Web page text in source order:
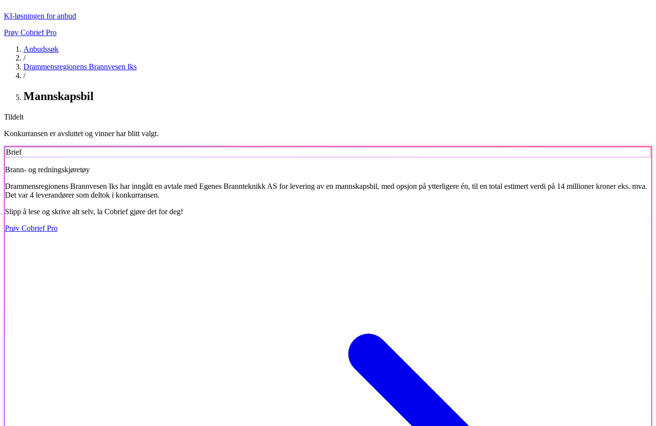
KI-løsningen for anbud
Prøv Cobrief Pro
Anbudssøk
/
Drammensregionens Brannvesen Iks
/
Mannskapsbil
Tildelt
Konkurransen er avsluttet og vinner har blitt valgt.
Brief
Brann- og redningskjøretøy
Drammensregionens Brannvesen Iks har inngått en avtale med Egenes Brannteknikk AS for levering av en mannskapsbil, med opsjon på ytterligere én, til en total estimert verdi på 14 millioner kroner eks. mva.
Det var 4 leverandører som deltok i konkurransen.
Slipp å lese og skrive alt selv, la Cobrief gjøre det for deg!
Prøv Cobrief Pro